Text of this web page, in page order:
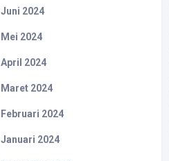
Juni 2024
Mei 2024
April 2024
Maret 2024
Februari 2024
Januari 2024